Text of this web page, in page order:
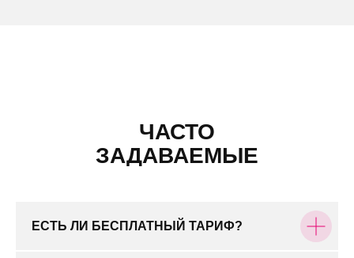
ЧАСТО
ЗАДАВАЕМЫЕ
ЕСТЬ ЛИ БЕСПЛАТНЫЙ ТАРИФ?